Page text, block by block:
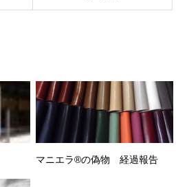
マニエラ®の偽物 経過報告